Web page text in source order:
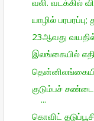
யாழில்
23ஆவது
இலங்கையில்
குடும்பச்
...
கொவிட்